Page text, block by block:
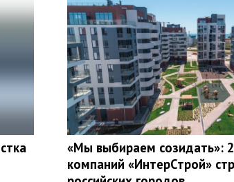
«Мы выбираем созидать»:
компаний «ИнтерСтрой»